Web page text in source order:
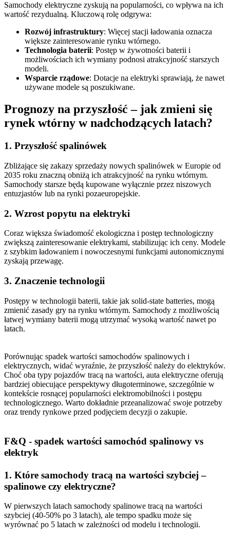
Samochody elektryczne zyskują na popularności, co wpływa na ich
wartość rezydualną. Kluczową rolę odgrywa:
Rozwój infrastruktury: Więcej stacji ładowania oznacza
większe zainteresowanie rynku wtórnego.
Technologia baterii: Postęp w żywotności baterii i
możliwościach ich wymiany podnosi atrakcyjność starszych
modeli.
Wsparcie rządowe: Dotacje na elektryki sprawiają, że nawet
używane modele są poszukiwane.
Prognozy na przyszłość – jak zmieni się
rynek wtórny w nadchodzących latach?
1. Przyszłość spalinówek
Zbliżające się zakazy sprzedaży nowych spalinówek w Europie od
2035 roku znaczną obniżą ich atrakcyjność na rynku wtórnym.
Samochody starsze będą kupowane wyłącznie przez niszowych
entuzjastów lub na rynki pozaeuropejskie.
2. Wzrost popytu na elektryki
Coraz większa świadomość ekologiczna i postęp technologiczny
zwiększą zainteresowanie elektrykami, stabilizując ich ceny. Modele
z szybkim ładowaniem i nowoczesnymi funkcjami autonomicznymi
zyskają przewagę.
3. Znaczenie technologii
Postępy w technologii baterii, takie jak solid-state batteries, mogą
zmienić zasady gry na rynku wtórnym. Samochody z możliwością
łatwej wymiany baterii mogą utrzymać wysoką wartość nawet po
latach.
Porównując spadek wartości samochodów spalinowych i
elektrycznych, widać wyraźnie, że przyszłość należy do elektryków.
Choć oba typy pojazdów tracą na wartości, auta elektryczne oferują
bardziej obiecujące perspektywy długoterminowe, szczególnie w
kontekście rosnącej popularności elektromobilności i postępu
technologicznego. Warto dokładnie przeanalizować swoje potrzeby
oraz trendy rynkowe przed podjęciem decyzji o zakupie.
F&Q - spadek wartości samochód spalinowy vs
elektryk
1. Które samochody tracą na wartości szybciej –
spalinowe czy elektryczne?
W pierwszych latach samochody spalinowe tracą na wartości
szybciej (40-50% po 3 latach), ale tempo spadku może się
wyrównać po 5 latach w zależności od modelu i technologii.